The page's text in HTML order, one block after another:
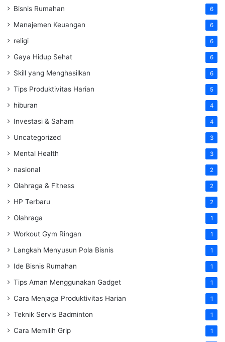
Bisnis Rumahan 6
Manajemen Keuangan 6
religi 6
Gaya Hidup Sehat 6
Skill yang Menghasilkan 6
Tips Produktivitas Harian 5
hiburan 4
Investasi & Saham 4
Uncategorized 3
Mental Health 3
nasional 2
Olahraga & Fitness 2
HP Terbaru 2
Olahraga 1
Workout Gym Ringan 1
Langkah Menyusun Pola Bisnis 1
Ide Bisnis Rumahan 1
Tips Aman Menggunakan Gadget 1
Cara Menjaga Produktivitas Harian 1
Teknik Servis Badminton 1
Cara Memilih Grip 1